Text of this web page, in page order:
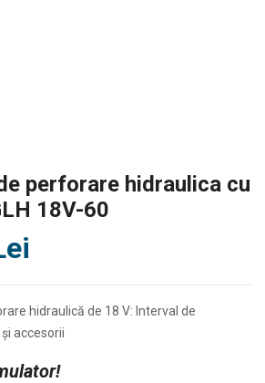
perforare hidraulica cu
18V-60
hidraulică de 18 V: Interval de
accesorii